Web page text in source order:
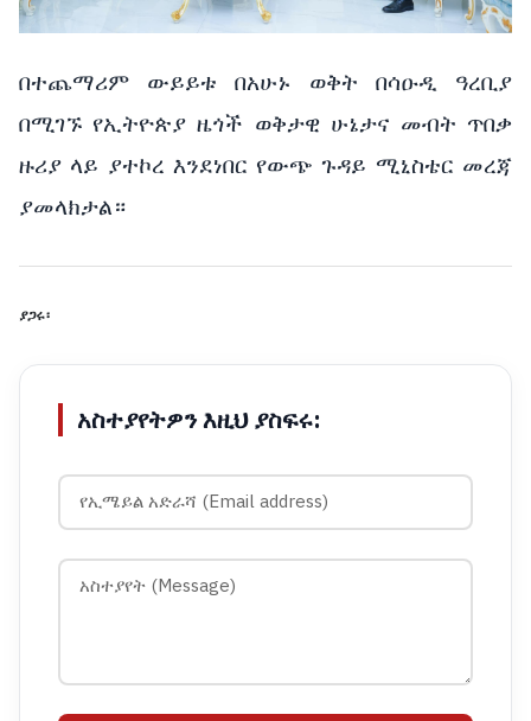
በተጨማሪም ውይይቱ በአሁኑ ወቅት በሳዑዲ ዓረቢያ
በሚገኙ የኢትዮጵያ ዜጎች ወቅታዊ ሁኔታና መብት ጥበቃ
ዙሪያ ላይ ያተኮረ እንደነበር የውጭ ጉዳይ ሚኒስቴር መረጃ
ያመላክታል።
ያጋሩ፡
አስተያየትዎን እዚህ ያስፍሩ: